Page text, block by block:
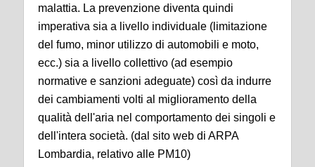
malattia. La prevenzione diventa quindi
imperativa sia a livello individuale (limitazione
del fumo, minor utilizzo di automobili e moto,
ecc.) sia a livello collettivo (ad esempio
normative e sanzioni adeguate) così da indurre
dei cambiamenti volti al miglioramento della
qualità dell'aria nel comportamento dei singoli e
dell'intera società. (dal sito web di ARPA
Lombardia, relativo alle PM10)